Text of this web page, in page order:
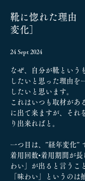
靴に惚れた理由
変化］
24 Sept 2024
なぜ、自分が靴という
したいと思った理由を
したいと思います。
これはいつも取材があ
に出て来ますが、それ
り出来ればと。
一つ目は、”経年変化”
着用回数•着用期間が
わい」が出ると言うこ
「味わい」というのは